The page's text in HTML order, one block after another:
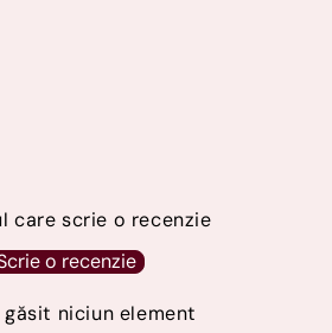
care scrie o recenzie
o recenzie
găsit niciun element